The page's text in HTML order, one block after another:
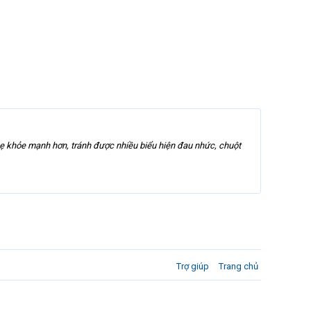
khỏe mạnh hơn, tránh được nhiều biểu hiện đau nhức, chuột
Trợ giúp Trang chủ